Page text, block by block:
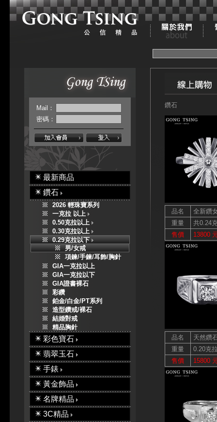
Mail：
密碼：
最新商品
鑽石
2026 輕珠寶系列
一克拉 以上
0.50克拉以上
0.30克拉以上
0.29克拉以下
男/女戒
項鍊/手鍊/耳飾/胸針
GIA一克拉以上
GIA一克拉以下
GIA證書裸石
彩鑽
鉑金/白金/PT系列
造型鑽戒/裸石
結婚對戒
精品胸針
彩色寶石
翡翠玉石
手錶
黃金飾品
名牌精品
3C精品
鑽石
品名
全新鑽
重量
共0.24
售價
13800
品名
天然鑽
重量
0.20克
售價
15800